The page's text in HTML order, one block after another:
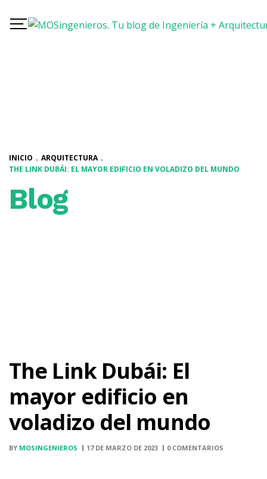
Blog
INICIO . ARQUITECTURA .
THE LINK DUBÁI: EL MAYOR EDIFICIO EN VOLADIZO DEL MUNDO
The Link Dubái: El
mayor edificio en
voladizo del mundo
BY MOSINGENIEROS 17 DE MARZO DE 2023 0 COMENTARIOS